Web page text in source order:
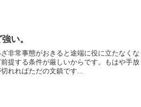
い。
非常事態がおきると途端に役に立たなくな
提する条件が厳しいからです。もはや手放
れればただの文鎮です...